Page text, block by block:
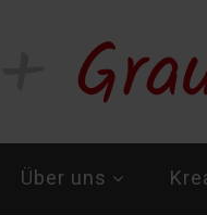
Über uns